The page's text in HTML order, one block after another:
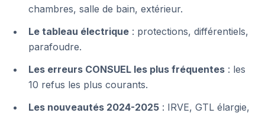
chambres, salle de bain, extérieur.
Le tableau électrique : protections, différentiels,
parafoudre.
Les erreurs CONSUEL les plus fréquentes : les
10 refus les plus courants.
Les nouveautés 2024-2025 : IRVE, GTL élargie,